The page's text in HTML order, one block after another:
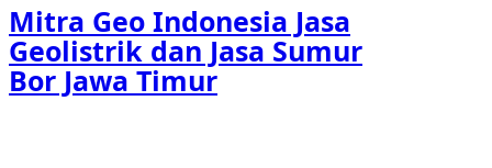
Mitra Geo Indonesia Jasa
Geolistrik dan Jasa Sumur
Bor Jawa Timur